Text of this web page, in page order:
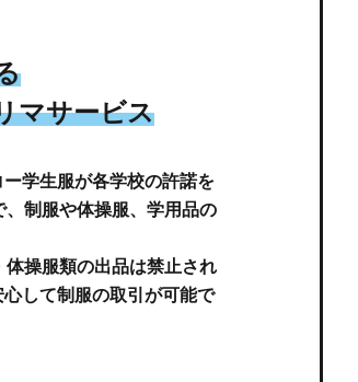
マサービス
学生服が各学校の許諾を
制服や体操服、学用品の
操服類の出品は禁止され
して制服の取引が可能で